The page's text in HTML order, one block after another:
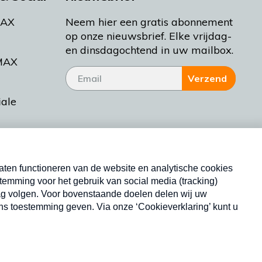
Bakt
Neem hier een gratis abonnement
op onze nieuwsbrief. Elke vrijdag-
en dinsdagochtend in uw mailbox.
Verzend
Nieuwsbrief
Neem hier een gratis abonnement op onze